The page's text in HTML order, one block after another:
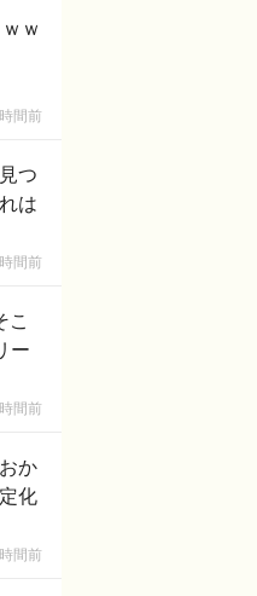
ｗ
間前
つ
は
間前
こ
ー
間前
か
化
間前